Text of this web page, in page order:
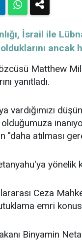
İsrail ile
Matthew
yanıtladı.
vardığımızı
olduğumuza
"daha atılması
yönelik
Ceza
emri
Binyamin